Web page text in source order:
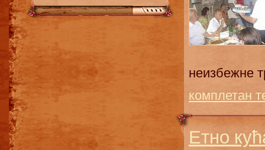
неизбежне
комплетан
Етно